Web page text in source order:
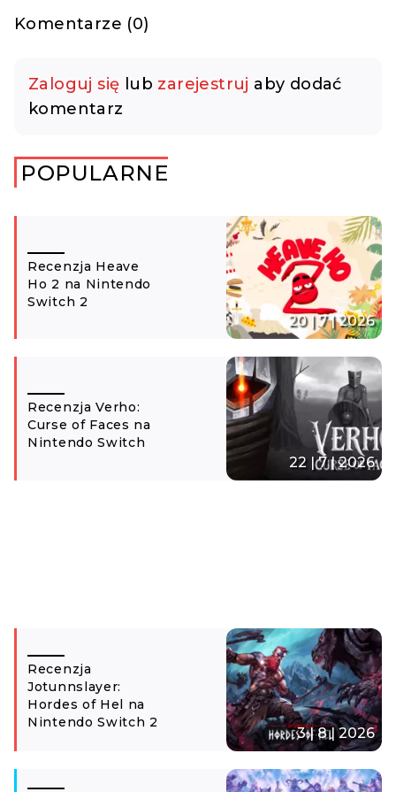
Komentarze (0)
Zaloguj się lub zarejestruj aby dodać
komentarz
POPULARNE
Recenzja Heave
Ho 2 na Nintendo
Switch 2
20 | 7 | 2026
Recenzja Verho:
Curse of Faces na
Nintendo Switch
22 | 7 | 2026
Recenzja
Jotunnslayer:
Hordes of Hel na
Nintendo Switch 2
3 | 8 | 2026